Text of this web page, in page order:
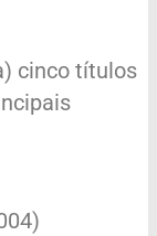
cinco títulos